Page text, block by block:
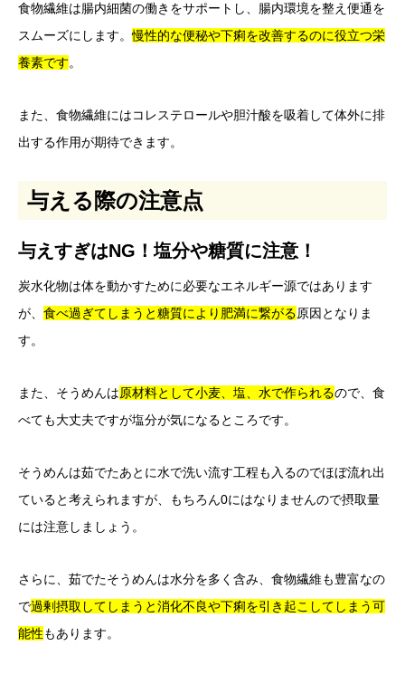
食物繊維は腸内細菌の働きをサポートし、腸内環境を整え便通を
スムーズにします。慢性的な便秘や下痢を改善するのに役立つ栄
養素です。
また、食物繊維にはコレステロールや胆汁酸を吸着して体外に排
出する作用が期待できます。
与える際の注意点
与えすぎはNG！塩分や糖質に注意！
炭水化物は体を動かすために必要なエネルギー源ではあります
が、 食べ過ぎてしまうと糖質により肥満に繋がる原因となりま
す。
また、そうめんは原材料として小麦、塩、水で作られるので、食
べても大丈夫ですが塩分が気になるところです。
そうめんは茹でたあとに水で洗い流す工程も入るのでほぼ流れ出
ていると考えられますが、もちろん0にはなりませんので摂取量
には注意しましょう。
さらに、茹でたそうめんは水分を多く含み、食物繊維も豊富なの
で過剰摂取してしまうと消化不良や下痢を引き起こしてしまう可
能性もあります。